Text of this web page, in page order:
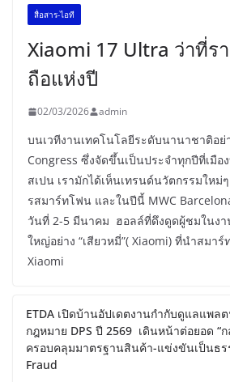
สื่อสาร-ไอที
Xiaomi 17 Ultra ว่าที่ร
ถือแห่งปี
02/03/2026 admin
บนเวทีงานเทคโนโลยีระดับนานาชาติอย่
Congress ซึ่งจัดขึ้นเป็นประจำทุกปีที่เมือ
สเปน เรามักได้เห็นเทรนด์นวัตกรรมใหม่
รสมาร์ทโฟน และในปีนี้ MWC
วันที่ 2-5 มีนาคม ฮอลล์ที่ดึงดูดผู้ชมในง
ใหญ่อย่าง “เสียวหมี่”( Xiaomi) ที่นำสมาร์
Xiaomi
ETDA เปิดบ้านอัปเดตงานกำกับดูแลแพล
กฎหมาย DPS ปี 2569 เดินหน้าต่อยอด “ก
ครอบคลุมมาตรฐานสินค้า-แข่งขันเป็นธ
Fraud